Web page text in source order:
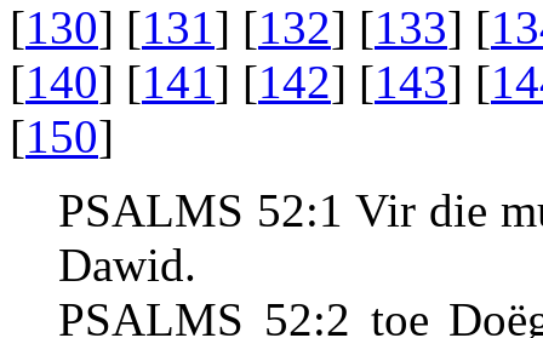
[130] [131] [132] [133] [
[140] [141] [142] [143] [
[150]
PSALMS 52:1 Vir die
Dawid.
PSALMS 52:2 toe